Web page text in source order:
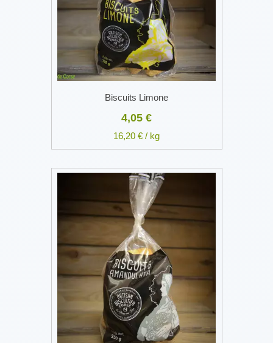
Biscuits Limone
4,05 €
16,20 € / kg